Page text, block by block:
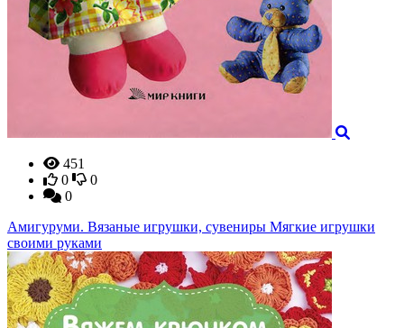
451
0
0
0
Амигуруми. Вязаные игрушки, сувениры Мягкие игрушки
своими руками